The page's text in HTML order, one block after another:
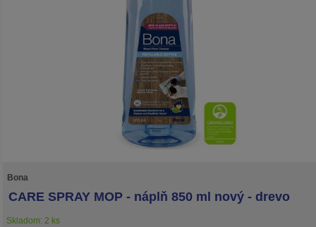
Bona
CARE SPRAY MOP - náplň 850 ml nový - drevo
Skladom: 2 ks